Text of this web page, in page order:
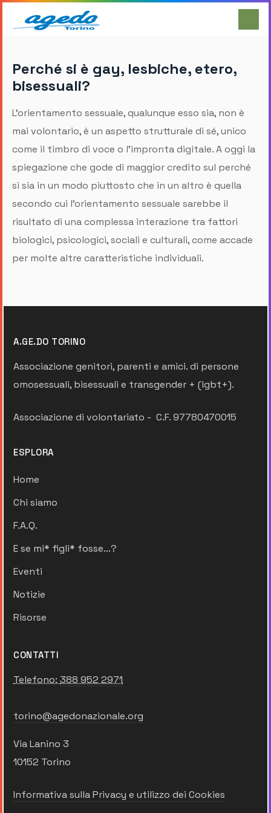
Perché si è gay, lesbiche, etero,
bisessuali?
L’orientamento sessuale, qualunque esso sia, non è
mai volontario, è un aspetto strutturale di sé, unico
come il timbro di voce o l’impronta digitale. A oggi la
spiegazione che gode di maggior credito sul perché
si sia in un modo piuttosto che in un altro è quella
secondo cui l’orientamento sessuale sarebbe il
risultato di una complessa interazione tra fattori
biologici, psicologici, sociali e culturali, come accade
per molte altre caratteristiche individuali.
A.GE.DO TORINO
Associazione genitori, parenti e amici. di persone
omosessuali, bisessuali e transgender + (lgbt+).
Associazione di volontariato - C.F. 97780470015
ESPLORA
Home
Chi siamo
F.A.Q.
E se mi* figli* fosse...?
Eventi
Notizie
Risorse
CONTATTI
Telefono: 388 952 2971
torino@agedonazionale.org
Via Lanino 3
10152 Torino
Informativa sulla Privacy e utilizzo dei Cookies